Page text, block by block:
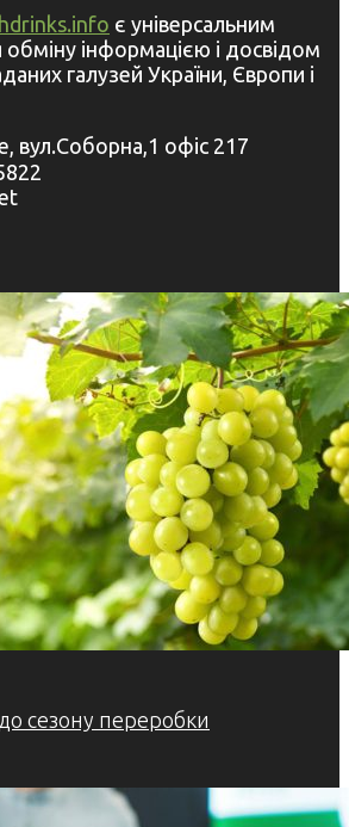
є універсальним
інформацією і досвідом
галузей України, Європи і
вул.Соборна,1 офіс 217
сезону переробки